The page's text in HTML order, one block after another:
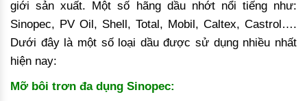
giới sản xuất. Một số hãng dầu nhớt nổi tiếng như:
Sinopec, PV Oil, Shell, Total, Mobil, Caltex, Castrol….
Dưới đây là một số loại dầu được sử dụng nhiều nhất
hiện nay:
Mỡ bôi trơn đa dụng Sinopec: